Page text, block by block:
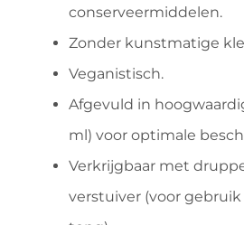
conserveermiddelen.
Zonder kunstmatige
Veganistisch.
Afgevuld in
ml) voor optimale
Verkrijgbaar met
verstuiver (voor